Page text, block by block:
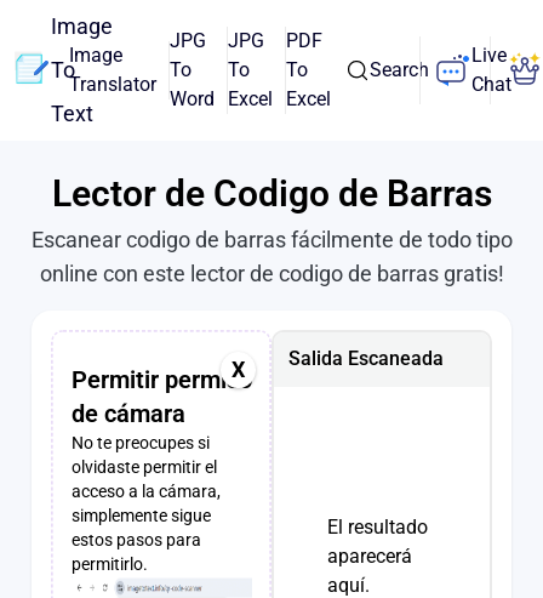
Image
To
Text
Image
Translator
JPG
To
Word
JPG
To
Excel
PDF
To
Excel
Search
Live
Chat
Lector de Codigo de Barras
Escanear codigo de barras fácilmente de todo tipo
online con este lector de codigo de barras gratis!
X
Permitir permiso
de cámara
No te preocupes si
olvidaste permitir el
acceso a la cámara,
simplemente sigue
estos pasos para
permitirlo.
Salida Escaneada
El resultado
aparecerá
aquí.